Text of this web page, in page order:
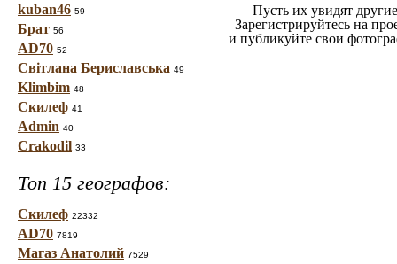
kuban46 59
Брат 56
AD70 52
Світлана Бериславська 49
Klimbim 48
Скилеф 41
Admin 40
Crakodil 33
Топ 15 географов:
Скилеф 22332
AD70 7819
Магаз Анатолий 7529
Пусть их увидят
Зарегистрируйтесь на
и публикуйте свои